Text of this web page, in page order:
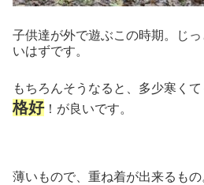
子供達が外で遊ぶこの時期。じ
いはずです。
もちろんそうなると、多少寒くて
格好！が良いです。
薄いもので、重ね着が出来るも